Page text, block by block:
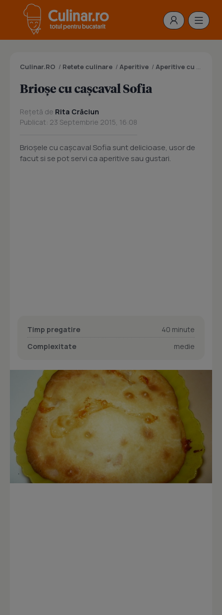
Culinar.RO / Retete culinare / Aperitive / Aperitive cu branza
Brioşe cu caşcaval Sofia
Rețetă de Rita Crăciun
Publicat: 23 Septembrie 2015, 16:08
Brioşele cu caşcaval Sofia sunt delicioase, usor de
facut si se pot servi ca aperitive sau gustari.
Timp pregatire
40 minute
Complexitate
medie